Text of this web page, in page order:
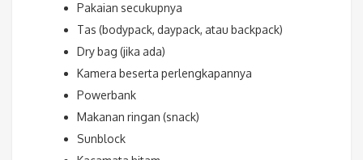
Pakaian secukupnya
Tas (bodypack, daypack, atau backpack)
Dry bag (jika ada)
Kamera beserta perlengkapannya
Powerbank
Makanan ringan (snack)
Sunblock